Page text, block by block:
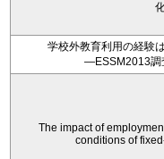
学校外教育利用の経験
―ESSM2013調
The impact of
conditions of